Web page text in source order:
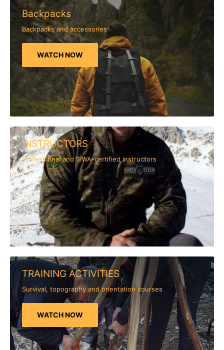
Backpacks
Backpacks and accessories
WATCH NOW
INSTRUCTORS
Professional and SIWA-certified instructors
TRAINING ACTIVITIES
Survival, topography and orientation courses
WATCH NOW